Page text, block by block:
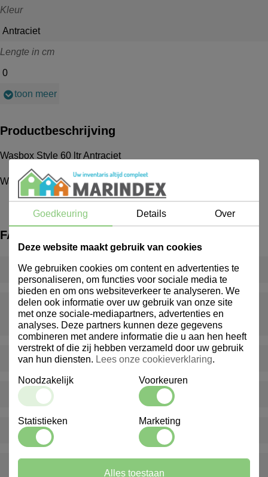
Kleur
Antraciet
Lengte in cm
0
toon meer
Productbeschrijving
Wasbox Style 60 ltr Antraciet
Wasmand 60L
FAQ
Wat is een inventarispakket?
Wat gebeurt er als er iets ontbreekt of beschadigd is bij
levering?
Levert Marindex ook buiten Nederland?
Bieden jullie ook advies op maat aan?
Hoe kan ik klant worden bij Marindex?
Goedkeuring Details Over
Deze website maakt gebruik van cookies
We gebruiken cookies om content en advertenties te
personaliseren, om functies voor sociale media te
bieden en om ons websiteverkeer te analyseren. We
delen ook informatie over uw gebruik van onze site
met onze sociale-mediapartners, advertenties en
analyses. Deze partners kunnen deze gegevens
combineren met andere informatie die u aan hen heeft
verstrekt of die zij hebben verzameld door uw gebruik
van hun diensten. Lees onze cookieverklaring.
Noodzakelijk Voorkeuren
Statistieken Marketing
Alles toestaan